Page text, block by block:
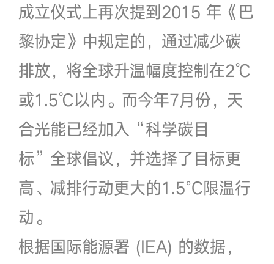
成立仪式上再次提到2015 年《巴
黎协定》中规定的，通过减少碳
排放，将全球升温幅度控制在2℃
或1.5℃以内。而今年7月份，天
合光能已经加入“科学碳目
标”全球倡议，并选择了目标更
高、减排行动更大的1.5°C限温行
动。
根据国际能源署 (IEA) 的数据，